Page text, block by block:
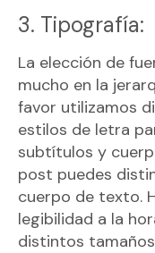
3. Tipografía:
La elección de
mucho en la
favor utilizamos
estilos de letra
subtítulos y
post puedes
cuerpo de texto.
legibilidad a la
distintos